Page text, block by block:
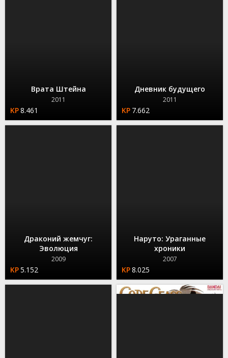
Врата Штейна
2011
8.461
Дневник будущего
2011
7.662
Драконий жемчуг:
Эволюция
2009
5.152
Наруто: Ураганные
хроники
2007
8.025